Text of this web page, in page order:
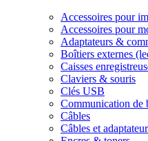
Accessoires pour
Accessoires pour
Adaptateurs &
Boîtiers externes
Caisses
Claviers & souris
Clés USB
Communication de
Câbles
Câbles et